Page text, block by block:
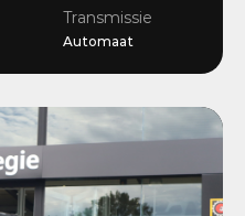
Transmissie
Automaat